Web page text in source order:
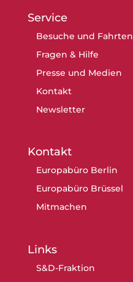
Service
Besuche und Fahrten
Fragen & Hilfe
Presse und Medien
Kontakt
Newsletter
Kontakt
Europabüro Berlin
Europabüro Brüssel
Mitmachen
Links
S&D-Fraktion